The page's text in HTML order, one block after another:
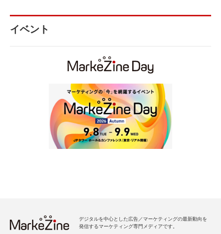
イベント
デジタルを中心とした広告／マーケティングの最新動向を
発信するマーケティング専門メディアです。